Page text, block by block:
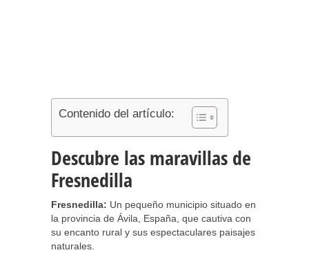
Contenido del artículo:
Descubre las maravillas de
Fresnedilla
Fresnedilla: Un pequeño municipio situado en
la provincia de Ávila, España, que cautiva con
su encanto rural y sus espectaculares paisajes
naturales.